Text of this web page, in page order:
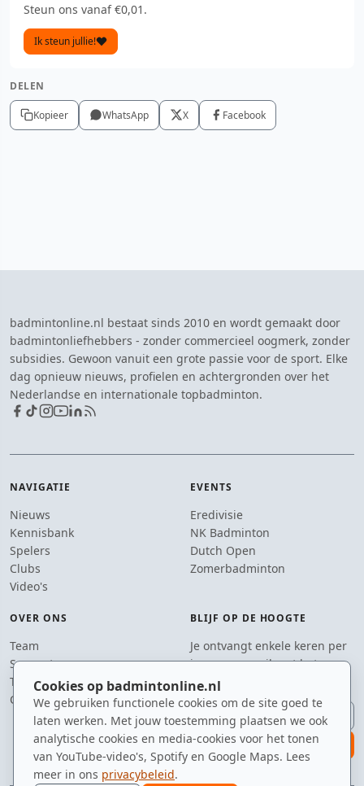
Cookies op badmintonline.nl
We gebruiken functionele cookies om de site goed te
laten werken. Met jouw toestemming plaatsen we ook
analytische cookies en media-cookies voor het tonen
van YouTube-video's, Spotify en Google Maps. Lees
meer in ons privacybeleid.
Steun ons vanaf €0,01.
Ik steun jullie!
DELEN
Kopieer WhatsApp X Facebook
badmintonline.nl bestaat sinds 2010 en wordt gemaakt door
badmintonliefhebbers - zonder commercieel oogmerk, zonder
subsidies. Gewoon vanuit een grote passie voor de sport. Elke
dag opnieuw nieuws, profielen en achtergronden over het
Nederlandse en internationale topbadminton.
NAVIGATIE
Nieuws
Kennisbank
Spelers
Clubs
Video's
EVENTS
Eredivisie
NK Badminton
Dutch Open
Zomerbadminton
OVER ONS
Team
Supporters
Tip de redactie
Contact
BLIJF OP DE HOOGTE
Je ontvangt enkele keren per
jaar een e-mail met het
laatste badmintonnieuws.
E-mailadres
aanmelden